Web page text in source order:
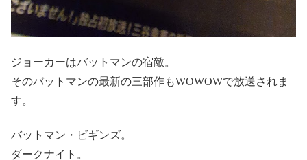
ジョーカーはバットマンの宿敵。
そのバットマンの最新の三部作もWOWOWで放送されま
す。
バットマン・ビギンズ。
ダークナイト。